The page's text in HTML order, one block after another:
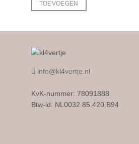
TOEVOEGEN
info@kl4vertje.nl
KvK-nummer: 78091888
Btw-id: NL0032.85.420.B94